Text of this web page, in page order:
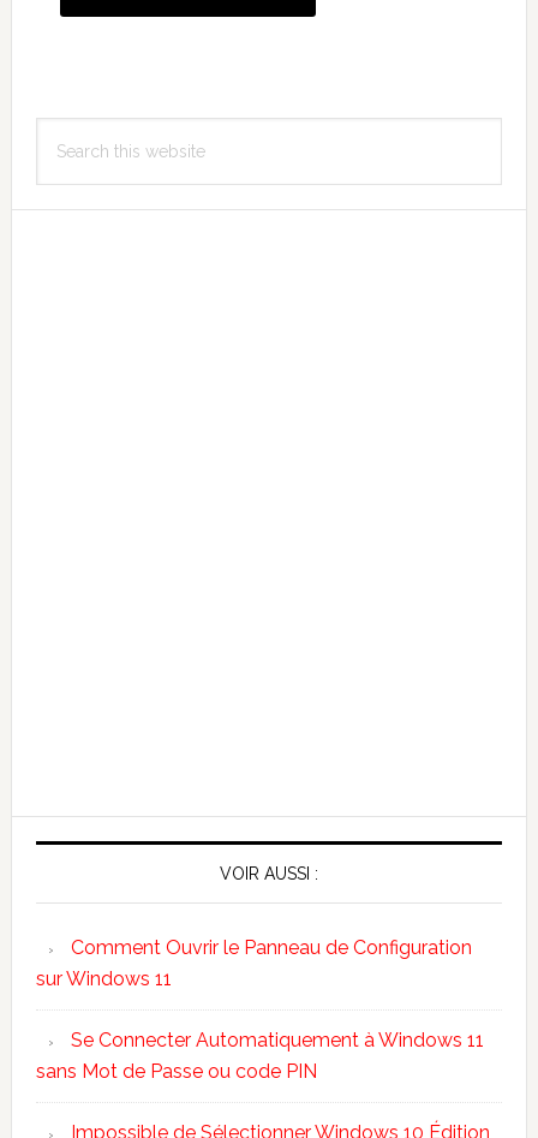
Primary
Sidebar
this
VOIR AUSSI :
Comment Ouvrir le Panneau de Configuration
sur Windows 11
Se Connecter Automatiquement à Windows 11
sans Mot de Passe ou code PIN
Impossible de Sélectionner Windows 10 Édition